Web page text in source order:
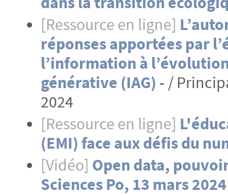
[Ressource en ligne]
réponses apportées par
l’information à
générative (IAG) - /
2024
[Ressource en ligne]
(EMI) face aux défis du
[Vidéo] Open data,
Sciences Po, 13 mars 2024